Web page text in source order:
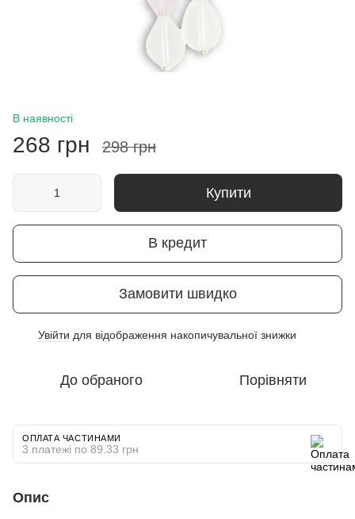
В наявності
268 грн 298 грн
Купити
В кредит
Замовити швидко
Увійти для відображення накопичувальної знижки
До обраного Порівняти
ОПЛАТА ЧАСТИНАМИ
3 платежі по 89.33 грн
Опис